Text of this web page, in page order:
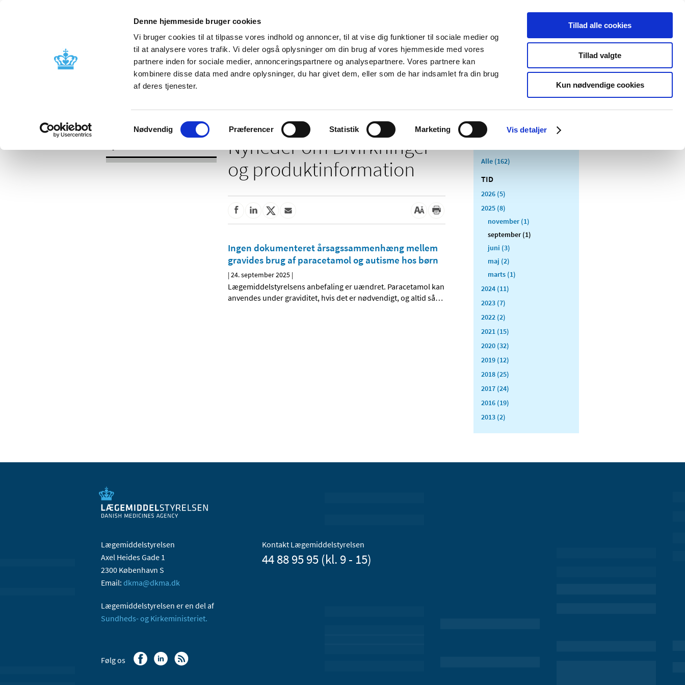
Denne hjemmeside bruger cookies
Vi bruger cookies til at tilpasse vores indhold og annoncer, til at vise dig funktioner til sociale medier og
til at analysere vores trafik. Vi deler også oplysninger om din brug af vores hjemmeside med vores
partnere inden for sociale medier, annonceringspartnere og analysepartnere. Vores partnere kan
kombinere disse data med andre oplysninger, du har givet dem, eller som de har indsamlet fra din brug
af deres tjenester.
Samtykkevalg
Nødvendig Præferencer Statistik Marketing Vis detaljer
Tillad alle cookies
Tillad valgte
Kun nødvendige cookies
Nyheder Om os Kontakt Udgivelser
Godkendelse og
Bivirkninger og
produktinformation
Tilskud og
Apoteker og salg af
Medicinsk
Særlige
produktområder
Nyheder om Bivirkninger
og produktinformation
Ingen dokumenteret årsagssammenhæng mellem
gravides brug af paracetamol og autisme hos børn
|24. september 2025 |
Lægemiddelstyrelsens anbefaling er uændret. Paracetamol kan
anvendes under graviditet, hvis det er nødvendigt, og altid så…
Alle (162)
TID
2026 (5)
2025 (8)
november (1)
september (1)
juni (3)
maj (2)
marts (1)
2024 (11)
2023 (7)
2022 (2)
2021 (15)
2020 (32)
2019 (12)
2018 (25)
2017 (24)
2016 (19)
2013 (2)
Lægemiddelstyrelsen
Axel Heides Gade 1
2300 København S
Email: dkma@dkma.dk
Lægemiddelstyrelsen er en del af
Sundheds- og Kirkeministeriet.
Kontakt Lægemiddelstyrelsen
44 88 95 95 (kl. 9 - 15)
Følg os